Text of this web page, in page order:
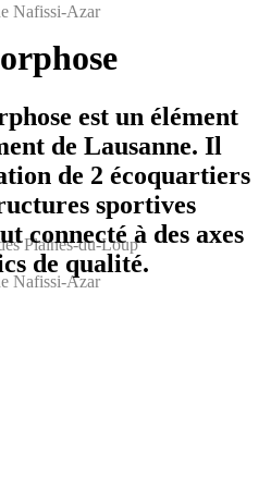
Nafissi-Azar
Plaines-du-Loup
Nafissi-Azar
est un élément
de Lausanne. Il
de 2 écoquartiers
sportives
connecté à des axes
de qualité.